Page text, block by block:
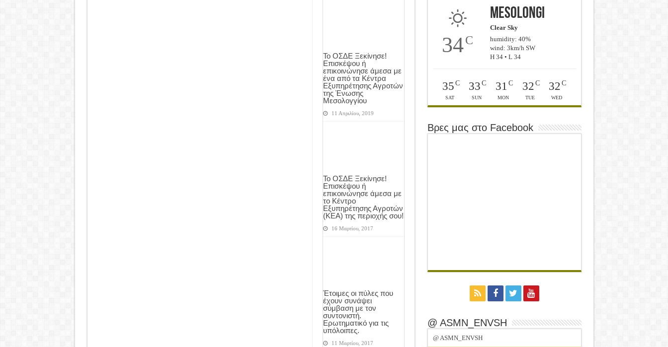
Το ΟΣΔΕ Ξεκίνησε!
Επισκέψου ή
επικοινώνησε άμεσα με
ένα από τα Κέντρα
Εξυπηρέτησης Αγροτών
της Ένωσης
Μεσολογγίου
11 Απριλίου, 2019
Το ΟΣΔΕ Ξεκίνησε!
Επισκέψου ή
επικοινώνησε άμεσα με
το Κέντρο
Εξυπηρέτησης Αγροτών
(ΚΕΑ) της περιοχής σου!
16 Μαρτίου, 2017
Έτοιμες οι πύλες που
έχουν συνάψει
σύμβαση με τον
συντονιστή.
Ερωτηματικό για τις
υπόλοιπες.
11 Μαρτίου, 2017
34C
Mesolongi
Clear Sky
humidity: 40%
wind: 3km/h SW
H 34 • L 34
35C
SAT
33 C
SUN
31 C
MON
32C
TUE
32C
WED
Βρες μας στο Facebook
@ ASMN_ENVSH
@ ASMN_ENVSH